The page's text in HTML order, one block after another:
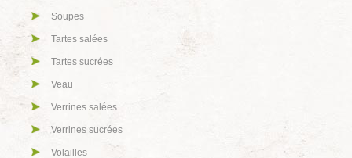
Soupes
Tartes salées
Tartes sucrées
Veau
Verrines salées
Verrines sucrées
Volailles